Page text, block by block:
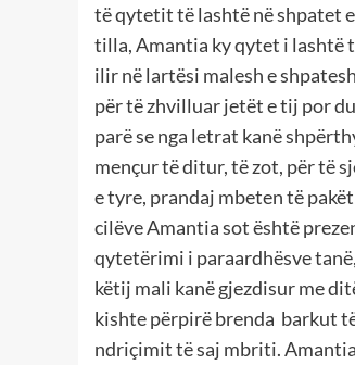
të qytetit të lashtë në shpatet
tilla, Amantia ky qytet i lashtë
ilir në lartësi malesh e
për të zhvilluar jetët e tij por
parë se nga letrat kanë
mençur të ditur, të zot, për të
e tyre, prandaj mbeten të
cilëve Amantia sot është
qytetërimi i paraardhësve
këtij mali kanë gjezdisur me
kishte përpirë brenda barkut
ndriçimit të saj mbriti.